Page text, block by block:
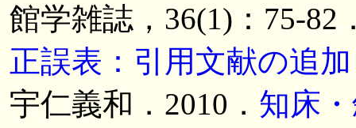
館学雑誌，36(1)：75-
正誤表：引用文献の追加
宇仁義和．2010． 知床